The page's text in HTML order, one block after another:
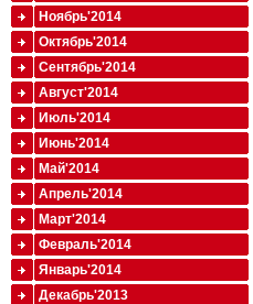
Ноябрь'2014
Октябрь'2014
Сентябрь'2014
Август'2014
Июль'2014
Июнь'2014
Май'2014
Апрель'2014
Март'2014
Февраль'2014
Январь'2014
Декабрь'2013